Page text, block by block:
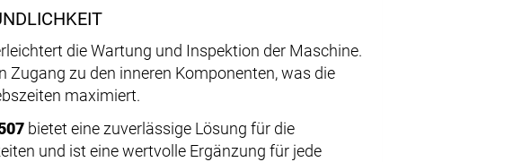
die Wartung und Inspektion der Maschine.
Zugang zu den inneren Komponenten, was die
maximiert.
bietet eine zuverlässige Lösung für die
und ist eine wertvolle Ergänzung für jede